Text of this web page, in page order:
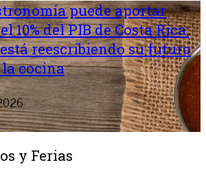
puede aportar
10% del PIB de Costa Rica:
reescribiendo su futuro
la cocina
y Ferias